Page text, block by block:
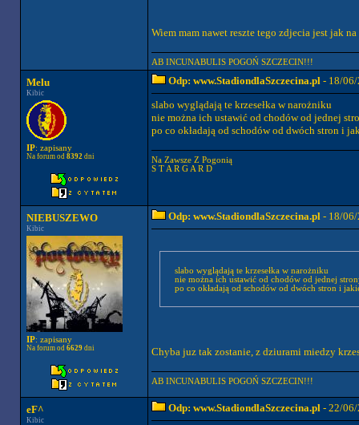
Wiem mam nawet reszte tego zdjecia jest jak
AB INCUNABULIS POGOŃ SZCZECIN!!!
Melu
Kibic
IP: zapisany
Na forum od 8392dni
Odp: www.StadiondlaSzczecina.pl- 18/06/
slabo wyglądają te krzesełka w narożniku
nie można ich ustawić od chodów od jednej
po co okładają od schodów od dwóch stron i
Na Zawsze Z Pogonią
S T A R G A R D
NIEBUSZEWO
Kibic
IP: zapisany
Na forum od 6629dni
Odp: www.StadiondlaSzczecina.pl- 18/06/
slabo wyglądają te krzesełka w narożniku
nie można ich ustawić od chodów od jednej
po co okładają od schodów od dwóch stron i
Chyba juz tak zostanie, z dziurami miedzy
AB INCUNABULIS POGOŃ SZCZECIN!!!
eF^
Kibic
Odp: www.StadiondlaSzczecina.pl- 22/06/